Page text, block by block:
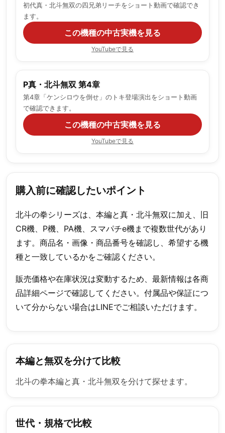
初代真・北斗無双の四兄弟リーチをショート動画で確認でき
ます。
この機種の中古実機を見る
YouTubeで見る
P真・北斗無双 第4章
第4章「ケンシロウを倒せ」のトキ登場演出をショート動画
で確認できます。
この機種の中古実機を見る
YouTubeで見る
購入前に確認したいポイント
北斗の拳シリーズは、本編と真・北斗無双に加え、旧
CR機、P機、PA機、スマパチe機まで複数世代があり
ます。商品名・画像・商品番号を確認し、希望する機
種と一致しているかをご確認ください。
販売価格や在庫状況は変動するため、最新情報は各商
品詳細ページで確認してください。付属品や保証につ
いて分からない場合はLINEでご相談いただけます。
本編と無双を分けて比較
北斗の拳本編と真・北斗無双を分けて探せます。
世代・規格で比較